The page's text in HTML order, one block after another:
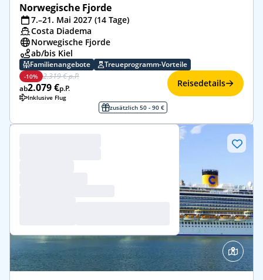
Norwegische Fjorde
7.–21. Mai 2027 (14 Tage)
Costa Diadema
Norwegische Fjorde
ab/bis Kiel
Familienangebote Treueprogramm-Vorteile
-10% 2.319 € p.P.
ab2.079 €p.P.
Inklusive Flug
zusätzlich 50 - 90 €
Reisedetails